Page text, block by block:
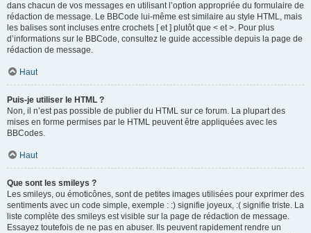
dans chacun de vos messages en utilisant l’option appropriée du formulaire de
rédaction de message. Le BBCode lui-même est similaire au style HTML, mais
les balises sont incluses entre crochets [ et ] plutôt que < et >. Pour plus
d’informations sur le BBCode, consultez le guide accessible depuis la page de
rédaction de message.
Haut
Puis-je utiliser le HTML ?
Non, il n’est pas possible de publier du HTML sur ce forum. La plupart des
mises en forme permises par le HTML peuvent être appliquées avec les
BBCodes.
Haut
Que sont les smileys ?
Les smileys, ou émoticônes, sont de petites images utilisées pour exprimer des
sentiments avec un code simple, exemple : :) signifie joyeux, :( signifie triste. La
liste complète des smileys est visible sur la page de rédaction de message.
Essayez toutefois de ne pas en abuser. Ils peuvent rapidement rendre un